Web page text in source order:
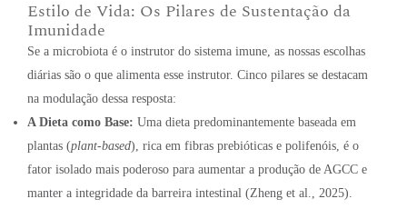
Estilo de Vida: Os Pilares de Sustentação da
Imunidade
Se a microbiota é o instrutor do sistema imune, as nossas escolhas
diárias são o que alimenta esse instrutor. Cinco pilares se destacam
na modulação dessa resposta:
A Dieta como Base: Uma dieta predominantemente baseada em
plantas (plant-based), rica em fibras prebióticas e polifenóis, é o
fator isolado mais poderoso para aumentar a produção de AGCC e
manter a integridade da barreira intestinal (Zheng et al., 2025).